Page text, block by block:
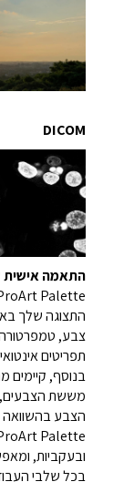
DICOM
התאמה אישית
התצוגה שלך
צבע,
תפריטים
בנוסף, קיימים
מששת הצבעים,
הצבע
ובעקביות,
בכל שלבי